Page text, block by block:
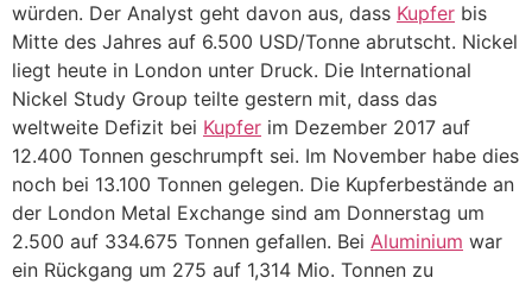
würden. Der Analyst geht davon aus, dass Kupfer bis
Mitte des Jahres auf 6.500 USD/Tonne abrutscht. Nickel
liegt heute in London unter Druck. Die International
Nickel Study Group teilte gestern mit, dass das
weltweite Defizit bei Kupfer im Dezember 2017 auf
12.400 Tonnen geschrumpft sei. Im November habe dies
noch bei 13.100 Tonnen gelegen. Die Kupferbestände an
der London Metal Exchange sind am Donnerstag um
2.500 auf 334.675 Tonnen gefallen. Bei Aluminium war
ein Rückgang um 275 auf 1,314 Mio. Tonnen zu